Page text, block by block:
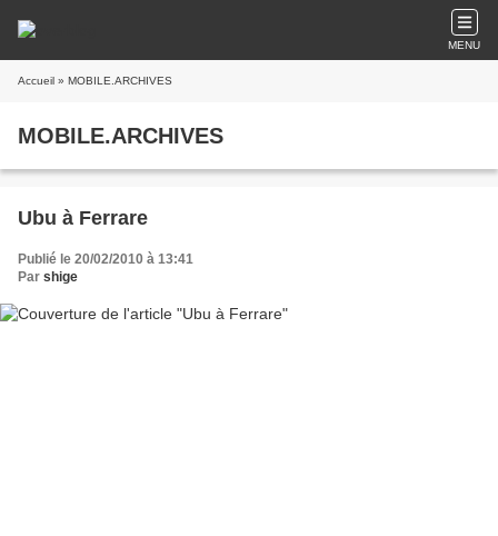
MENU
Accueil » MOBILE.ARCHIVES
MOBILE.ARCHIVES
Ubu à Ferrare
Publié le 20/02/2010 à 13:41
Par shige